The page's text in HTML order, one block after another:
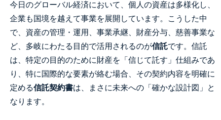
今日のグローバル経済において、個人の資産は多様化し、
企業も国境を越えて事業を展開しています。こうした中
で、資産の管理・運用、事業承継、財産分与、慈善事業な
ど、多岐にわたる目的で活用されるのが信託です。信託
は、特定の目的のために財産を「信じて託す」仕組みであ
り、特に国際的な要素が絡む場合、その契約内容を明確に
定める信託契約書は、まさに未来への「確かな設計図」と
なります。